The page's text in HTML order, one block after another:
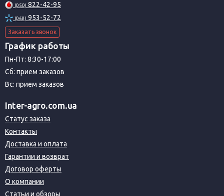
(050) 822-42-95
(068) 953-52-72
Заказать звонок
График работы
Пн-Пт: 8:30-17:00
Сб: прием заказов
Вс: прием заказов
Inter-agro.com.ua
Статус заказа
Контакты
Доставка и оплата
Гарантии и возврат
Договор оферты
О компании
Статьи и обзоры